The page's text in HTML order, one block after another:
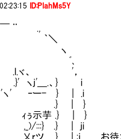
ID:PIahMs5Y
.,
ﾞ､
、 '，
＿.、} i
ヽ' ‐ー- } | .i
.} | }
示芋 .} | }
:::} .} | ji
.} | ;j お待た